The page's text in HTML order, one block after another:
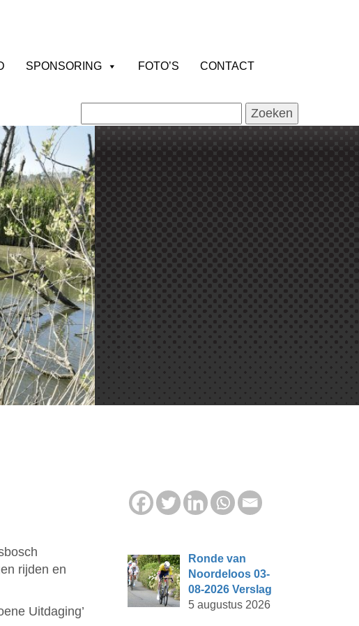
SPONSORING FOTO’S CONTACT
naar:
rijden en
Uitdaging’
Ronde van
Noordeloos 03-
08-2026 Verslag
5 augustus 2026